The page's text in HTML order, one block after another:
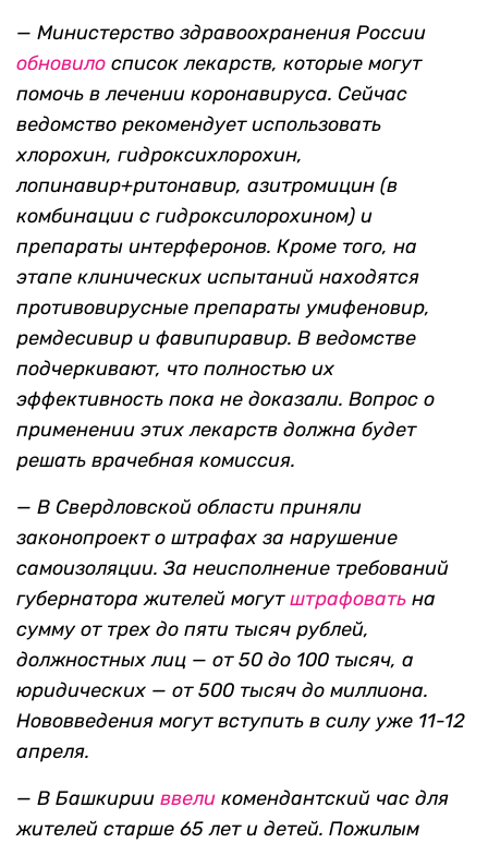
— Министерство здравоохранения России
обновило список лекарств, которые могут
помочь в лечении коронавируса. Сейчас
ведомство рекомендует использовать
хлорохин, гидроксихлорохин,
лопинавир+ритонавир, азитромицин (в
комбинации с гидроксилорохином) и
препараты интерферонов. Кроме того, на
этапе клинических испытаний находятся
противовирусные препараты умифеновир,
ремдесивир и фавипиравир. В ведомстве
подчеркивают, что полностью их
эффективность пока не доказали. Вопрос о
применении этих лекарств должна будет
решать врачебная комиссия.
— В Свердловской области приняли
законопроект о штрафах за нарушение
самоизоляции. За неисполнение требований
губернаторажителей могутштрафовать на
сумму от трех до пяти тысяч рублей,
должностных лиц — от 50 до 100 тысяч, а
юридических — от 500 тысяч до миллиона.
Нововведения могут вступить в силу уже 11-12
апреля.
— В Башкирии ввели комендантский час для
жителей старше 65 лет и детей. Пожилым